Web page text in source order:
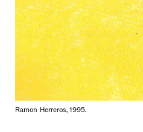
Ramon Herreros, 1995.